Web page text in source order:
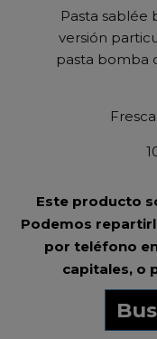
Pasta sablée
versión
pasta bomba
Este producto
Podemos
por teléfono
capitales, o